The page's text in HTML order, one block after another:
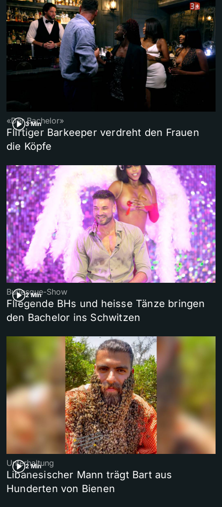
3 Min
«Der Bachelor»
Flirtiger Barkeeper verdreht den Frauen
die Köpfe
2 Min
Burlesque-Show
Fliegende BHs und heisse Tänze bringen
den Bachelor ins Schwitzen
2 Min
Unterhaltung
Libanesischer Mann trägt Bart aus
Hunderten von Bienen